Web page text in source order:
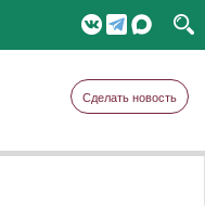
Сделать новость